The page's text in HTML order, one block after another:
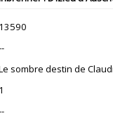
13590
sombre destin de
1